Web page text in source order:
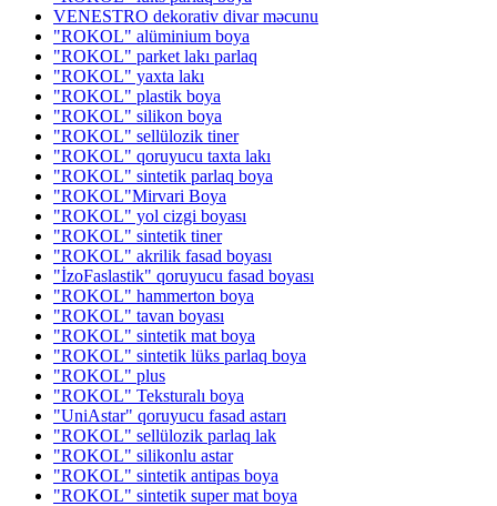
VENESTRO dekorativ divar məcunu
"ROKOL" alüminium boya
"ROKOL" parket lakı parlaq
"ROKOL" yaxta lakı
"ROKOL" plastik boya
"ROKOL" silikon boya
"ROKOL" sellülozik tiner
"ROKOL" qoruyucu taxta lakı
"ROKOL" sintetik parlaq boya
"ROKOL"Mirvari Boya
"ROKOL" yol cizgi boyası
"ROKOL" sintetik tiner
"ROKOL" akrilik fasad boyası
"İzoFaslastik" qoruyucu fasad boyası
"ROKOL" hammerton boya
"ROKOL" tavan boyası
"ROKOL" sintetik mat boya
"ROKOL" sintetik lüks parlaq boya
"ROKOL" plus
"ROKOL" Teksturalı boya
"UniAstar" qoruyucu fasad astarı
"ROKOL" sellülozik parlaq lak
"ROKOL" silikonlu astar
"ROKOL" sintetik antipas boya
"ROKOL" sintetik super mat boya